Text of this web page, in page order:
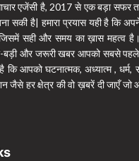
एजेंसी है, 2017 से एक बड़ा
सकी है| हमारा प्रयास यही है कि
जिसमें सही और समय का ख़ास महत्व
बड़ी और जरूरी खबर आपको सबसे पहले
कि आपको घटनात्मक, अध्यात्म , धर्म,
जैसे हर क्षेत्र की वो ख़बरें दी जाएँ